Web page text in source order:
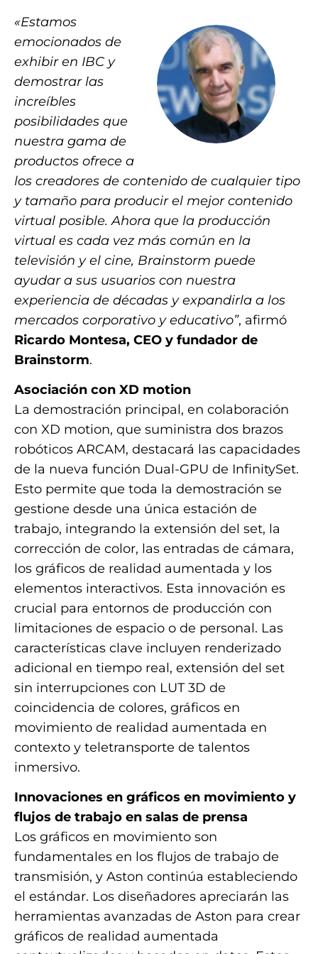
«Estamos
emocionados de
exhibir en IBC y
demostrar las
increíbles
posibilidades que
nuestra gama de
productos ofrece a
los creadores de contenido de cualquier tipo
y tamaño para producir el mejor contenido
virtual posible. Ahora que la producción
virtual es cada vez más común en la
televisión y el cine, Brainstorm puede
ayudar a sus usuarios con nuestra
experiencia de décadas y expandirla a los
mercados corporativo y educativo”, afirmó
Ricardo Montesa, CEO y fundador de
Brainstorm.
Asociación con XD motion
La demostración principal, en colaboración
con XD motion, que suministra dos brazos
robóticos ARCAM, destacará las capacidades
de la nueva función Dual-GPU de InfinitySet.
Esto permite que toda la demostración se
gestione desde una única estación de
trabajo, integrando la extensión del set, la
corrección de color, las entradas de cámara,
los gráficos de realidad aumentada y los
elementos interactivos. Esta innovación es
crucial para entornos de producción con
limitaciones de espacio o de personal. Las
características clave incluyen renderizado
adicional en tiempo real, extensión del set
sin interrupciones con LUT 3D de
coincidencia de colores, gráficos en
movimiento de realidad aumentada en
contexto y teletransporte de talentos
inmersivo.
Innovaciones en gráficos en movimiento y
flujos de trabajo en salas de prensa
Los gráficos en movimiento son
fundamentales en los flujos de trabajo de
transmisión, y Aston continúa estableciendo
el estándar. Los diseñadores apreciarán las
herramientas avanzadas de Aston para crear
gráficos de realidad aumentada